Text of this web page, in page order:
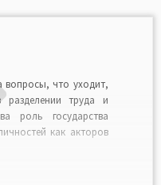
вопросы, что уходит,
труда и
роль государства
как акторов